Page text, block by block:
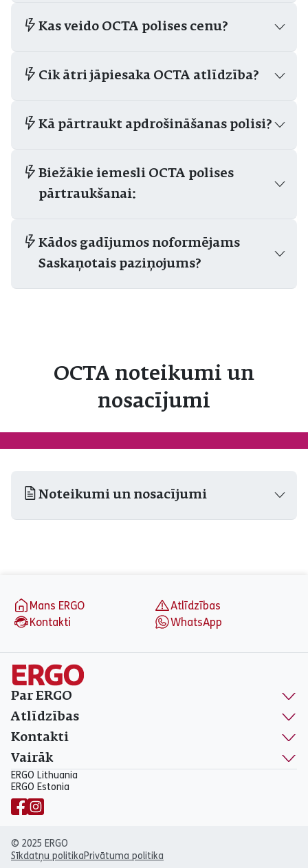
Kas veido OCTA polises cenu?
Cik ātri jāpiesaka OCTA atlīdzība?
Kā pārtraukt apdrošināšanas polisi?
Biežākie iemesli OCTA polises
pārtraukšanai:
Kādos gadījumos noformējams
Saskaņotais paziņojums?
OCTA noteikumi un
nosacījumi
Noteikumi un nosacījumi
Mans ERGO
Atlīdzības
Kontakti
WhatsApp
Par ERGO
Atlīdzības
Kontakti
Vairāk
ERGO Lithuania
ERGO Estonia
© 2025 ERGO
Sīkdatņu politikaPrivātuma politika